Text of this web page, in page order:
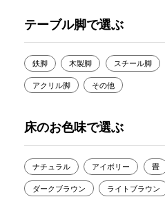
テーブル脚で選ぶ
鉄脚 木製脚 スチール脚
アクリル脚 その他
床のお色味で選ぶ
ナチュラル アイボリー 畳
ダークブラウン ライトブラウン